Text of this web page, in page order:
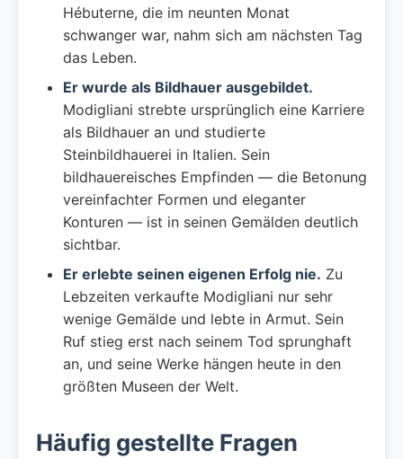
Hébuterne, die im neunten Monat
schwanger war, nahm sich am nächsten Tag
das Leben.
Er wurde als Bildhauer ausgebildet.
Modigliani strebte ursprünglich eine Karriere
als Bildhauer an und studierte
Steinbildhauerei in Italien. Sein
bildhauereisches Empfinden — die Betonung
vereinfachter Formen und eleganter
Konturen — ist in seinen Gemälden deutlich
sichtbar.
Er erlebte seinen eigenen Erfolg nie. Zu
Lebzeiten verkaufte Modigliani nur sehr
wenige Gemälde und lebte in Armut. Sein
Ruf stieg erst nach seinem Tod sprunghaft
an, und seine Werke hängen heute in den
größten Museen der Welt.
Häufig gestellte Fragen